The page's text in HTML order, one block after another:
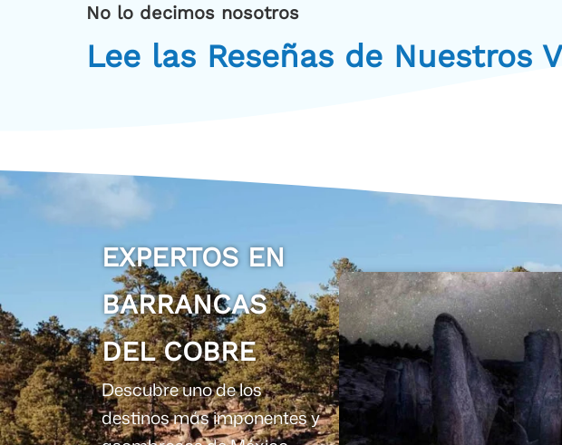
No lo decimos nosotros
Lee las Reseñas de Nuestros
EXPERTOS EN
BARRANCAS
DEL COBRE
Descubre uno de los
destinos más imponentes y